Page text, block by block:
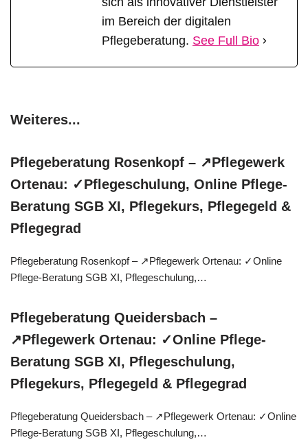
im Bereich der digitalen
Pflegeberatung. See Full Bio
Weiteres...
Pflegeberatung Rosenkopf – ↗️Pflegewerk
Ortenau: ✓Pflegeschulung, Online Pflege-
Beratung SGB XI, Pflegekurs, Pflegegeld &
Pflegegrad
Pflegeberatung Rosenkopf – ↗️Pflegewerk Ortenau: ✓Online
Pflege-Beratung SGB XI, Pflegeschulung,…
Pflegeberatung Queidersbach –
↗️Pflegewerk Ortenau: ✓Online Pflege-
Beratung SGB XI, Pflegeschulung,
Pflegekurs, Pflegegeld & Pflegegrad
Pflegeberatung Queidersbach – ↗️Pflegewerk Ortenau: ✓Online
Pflege-Beratung SGB XI, Pflegeschulung,…